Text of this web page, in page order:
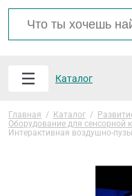
Каталог
Главная / Каталог /
Оборудование для сенсорной
Интерактивная воздушно-